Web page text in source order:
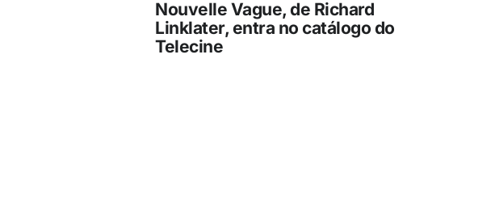
Nouvelle Vague, de Richard
Linklater, entra no catálogo do
Telecine